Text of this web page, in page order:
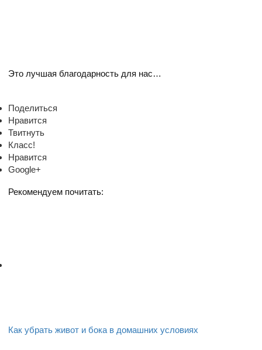
Это лучшая благодарность для нас…
Поделиться
Нравится
Твитнуть
Класс!
Нравится
Google+
Рекомендуем почитать:
Как убрать живот и бока в домашних условиях